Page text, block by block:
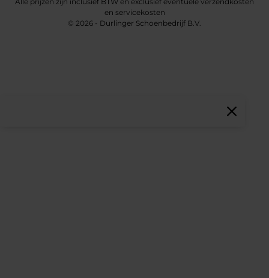
en servicekosten
© 2026 - Durlinger Schoenbedrijf B.V.